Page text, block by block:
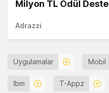
Milyon TL Ödül
Adrazzi
Uygulamalar Mobil
Ibm T-Appz